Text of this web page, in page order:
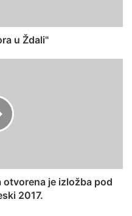
u Ždali"
je izložba pod
2017.